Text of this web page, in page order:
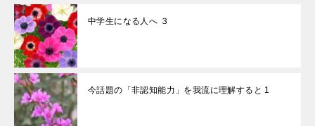
中学生になる人へ ３
今話題の「非認知能力」を我流に理解すると 1